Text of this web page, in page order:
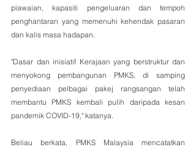
piawaian, kapasiti pengeluaran dan tempoh
penghantaran yang memenuhi kehendak pasaran
dan kalis masa hadapan.
"Dasar dan inisiatif Kerajaan yang berstruktur dan
menyokong pembangunan PMKS, di samping
penyediaan pelbagai pakej rangsangan telah
membantu PMKS kembali pulih daripada kesan
pandemik COVID-19," katanya.
Beliau berkata, PMKS Malaysia mencatatkan